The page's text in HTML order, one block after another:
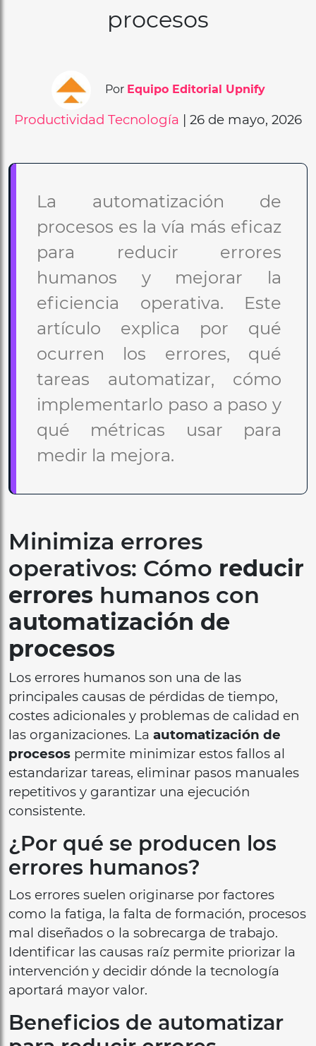
procesos
Por Equipo Editorial Upnify
Productividad Tecnología | 26 de mayo, 2026
La automatización de
procesos es la vía más eficaz
para reducir errores
humanos y mejorar la
eficiencia operativa. Este
artículo explica por qué
ocurren los errores, qué
tareas automatizar, cómo
implementarlo paso a paso y
qué métricas usar para
medir la mejora.
Minimiza errores
operativos: Cómo reducir
errores humanos con
automatización de
procesos
Los errores humanos son una de las
principales causas de pérdidas de tiempo,
costes adicionales y problemas de calidad en
las organizaciones. La automatización de
procesos permite minimizar estos fallos al
estandarizar tareas, eliminar pasos manuales
repetitivos y garantizar una ejecución
consistente.
¿Por qué se producen los
errores humanos?
Los errores suelen originarse por factores
como la fatiga, la falta de formación, procesos
mal diseñados o la sobrecarga de trabajo.
Identificar las causas raíz permite priorizar la
intervención y decidir dónde la tecnología
aportará mayor valor.
Beneficios de automatizar